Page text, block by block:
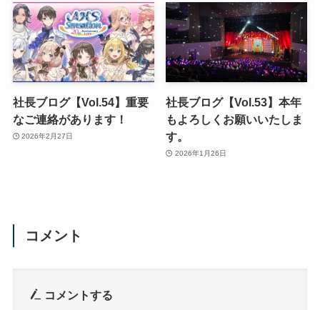
社長ブログ【Vol.54】重要
なご連絡があります！
2026年2月27日
社長ブログ【Vol.53】本年
もよろしくお願いいたしま
す。
2026年1月26日
コメント
コメントする